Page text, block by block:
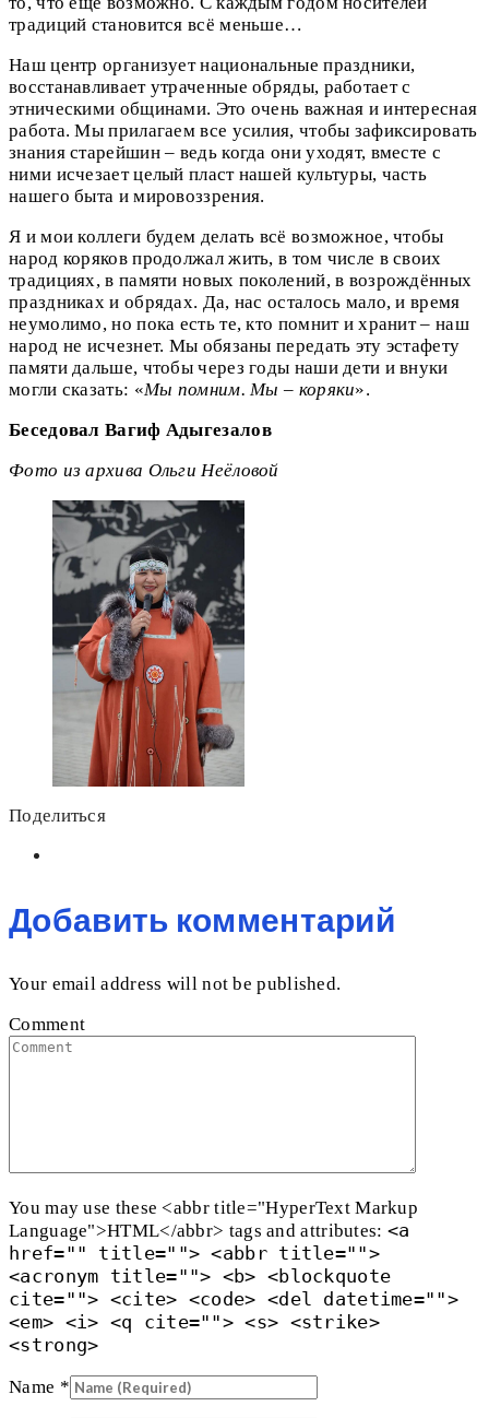
традиций становится всё меньше…
Наш центр организует национальные праздники,
восстанавливает утраченные обряды, работает с
этническими общинами. Это очень важная и интересная
работа. Мы прилагаем все усилия, чтобы зафиксировать
знания старейшин – ведь когда они уходят, вместе с
ними исчезает целый пласт нашей культуры, часть
нашего быта и мировоззрения.
Я и мои коллеги будем делать всё возможное, чтобы
народ коряков продолжал жить, в том числе в своих
традициях, в памяти новых поколений, в возрождённых
праздниках и обрядах. Да, нас осталось мало, и время
неумолимо, но пока есть те, кто помнит и хранит – наш
народ не исчезнет. Мы обязаны передать эту эстафету
памяти дальше, чтобы через годы наши дети и внуки
могли сказать: «Мы помним. Мы – коряки».
Беседовал Вагиф Адыгезалов
Фото из архива Ольги Неёловой
Поделиться
Добавить комментарий
Your email address will not be published.
Comment
You may use these <abbr title="HyperText Markup
Language">HTML</abbr> tags and attributes: <a
href="" title=""> <abbr title="">
<acronym title=""> <b> <blockquote
cite=""> <cite> <code> <del datetime="">
<em> <i> <q cite=""> <s> <strike>
<strong>
Name *